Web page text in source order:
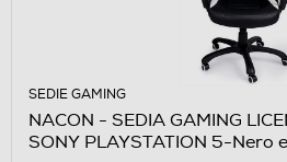
SEDIE GAMING
NACON - SEDIA GAMING
SONY PLAYSTATION 5-Nero